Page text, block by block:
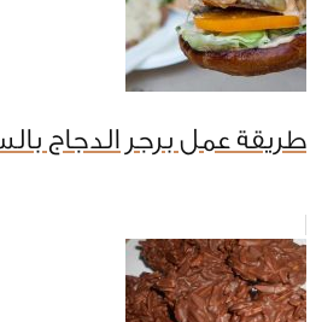
طريقة عمل برجر الدجاج